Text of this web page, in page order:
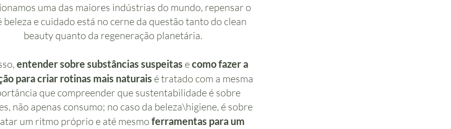
uma das maiores indústrias do mundo, repensar o
beleza e cuidado está no cerne da questão tanto do clean
beauty quanto da regeneração planetária.
entender sobre substâncias suspeitas ecomo fazer a
para criar rotinas mais naturais é tratado com a mesma
que compreender que sustentabilidade é sobre
não apenas consumo; no caso da beleza\higiene, é sobre
um ritmo próprio e até mesmo ferramentas para um